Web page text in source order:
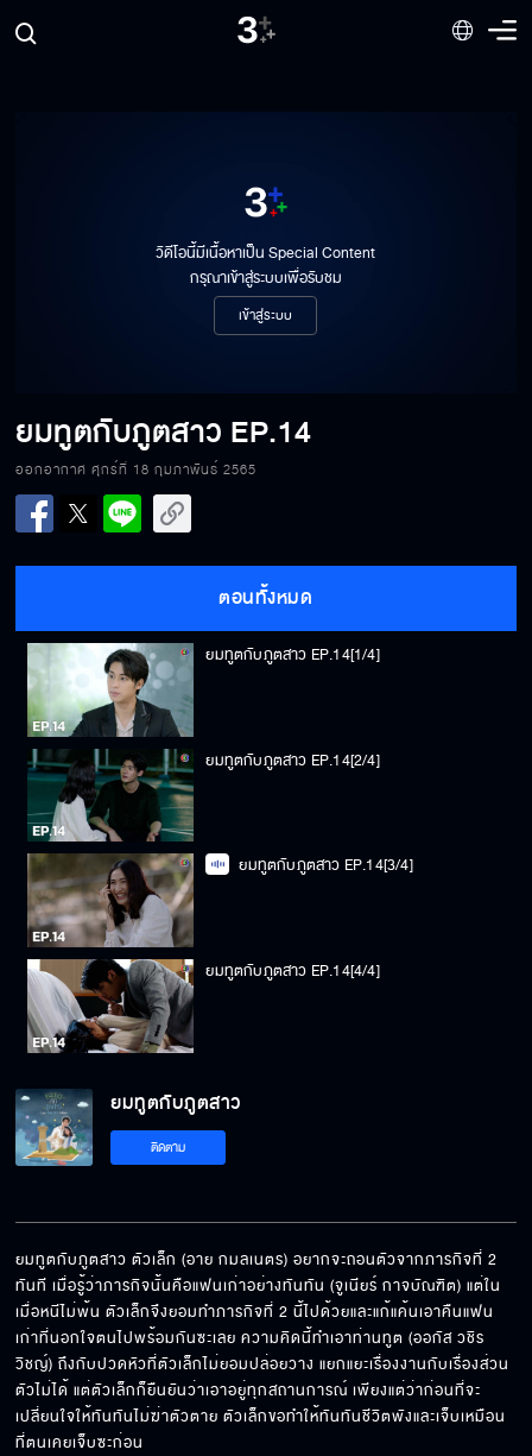
วิดีโอนี้มีเนื้อหาเป็น Special Content
กรุณาเข้าสู่ระบบเพื่อรับชม
เข้าสู่ระบบ
ยมทูตกับภูตสาว EP.14
ออกอากาศ ศุกร์ที่ 18 กุมภาพันธ์ 2565
ตอนทั้งหมด
ยมทูตกับภูตสาว EP.14[1/4]
ยมทูตกับภูตสาว EP.14[2/4]
ยมทูตกับภูตสาว EP.14[3/4]
ยมทูตกับภูตสาว EP.14[4/4]
ยมทูตกับภูตสาว
ติดตาม
ยมทูตกับภูตสาว ตัวเล็ก (อาย กมลเนตร) อยากจะถอนตัวจากภารกิจที่ 2
ทันที เมื่อรู้ว่าภารกิจนั้นคือแฟนเก่าอย่างทันทัน (จูเนียร์ กาจบัณฑิต) แต่ใน
เมื่อหนีไม่พ้น ตัวเล็กจึงยอมทำภารกิจที่ 2 นี้ไปด้วยและแก้แค้นเอาคืนแฟน
เก่าที่นอกใจตนไปพร้อมกันซะเลย ความคิดนี้ทำเอาท่านทูต (ออกัส วชิร
วิชญ์) ถึงกับปวดหัวที่ตัวเล็กไม่ยอมปล่อยวาง แยกแยะเรื่องงานกับเรื่องส่วน
ตัวไม่ได้ แต่ตัวเล็กก็ยืนยันว่าเอาอยู่ทุกสถานการณ์ เพียงแต่ว่าก่อนที่จะ
เปลี่ยนใจให้ทันทันไม่ฆ่าตัวตาย ตัวเล็กขอทำให้ทันทันชีวิตพังและเจ็บเหมือน
ที่ตนเคยเจ็บซะก่อน